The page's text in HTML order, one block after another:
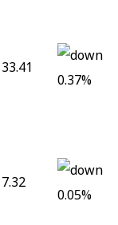
33.41
0.37%
7.32
0.05%